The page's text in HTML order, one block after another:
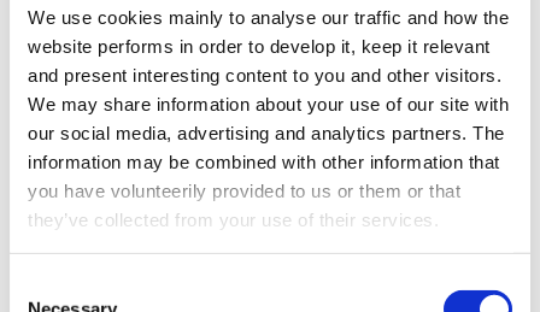
We use cookies mainly to analyse our traffic and how the
website performs in order to develop it, keep it relevant
and present interesting content to you and other visitors.
We may share information about your use of our site with
our social media, advertising and analytics partners. The
information may be combined with other information that
you have volunteerily provided to us or them or that
they’ve collected from your use of their services.